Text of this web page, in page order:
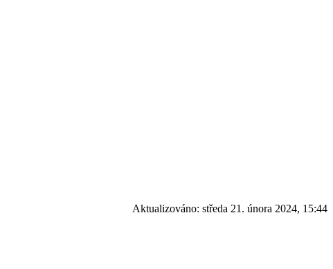
Aktualizováno: středa 21. února 2024, 15:44